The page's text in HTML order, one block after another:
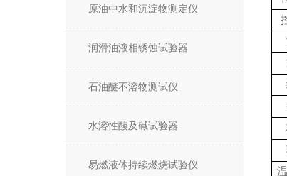
原油中水和沉淀物测定仪
润滑油液相锈蚀试验器
石油醚不溶物测试仪
水溶性酸及碱试验器
易燃液体持续燃烧试验仪